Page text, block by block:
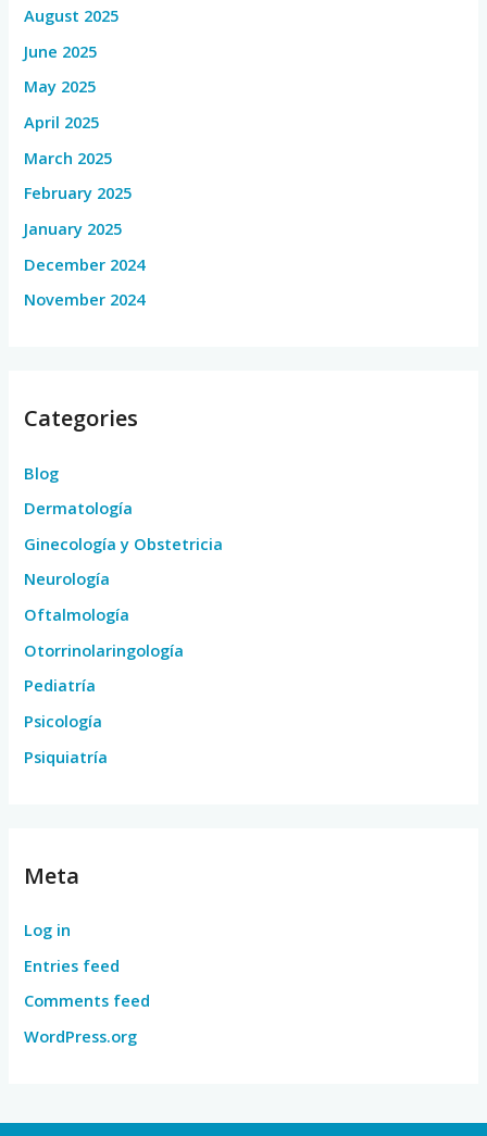
August 2025
June 2025
May 2025
April 2025
March 2025
February 2025
January 2025
December 2024
November 2024
Categories
Blog
Dermatología
Ginecología y Obstetricia
Neurología
Oftalmología
Otorrinolaringología
Pediatría
Psicología
Psiquiatría
Meta
Log in
Entries feed
Comments feed
WordPress.org